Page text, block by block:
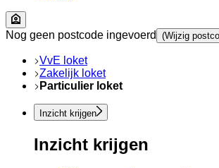
Nog geen postcode ingevoerd (Wijzig
VvE loket
Zakelijk loket
Particulier loket
Inzicht krijgen
Inzicht krijgen